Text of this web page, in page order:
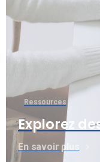
Ressources
Explorez
En savoir plus